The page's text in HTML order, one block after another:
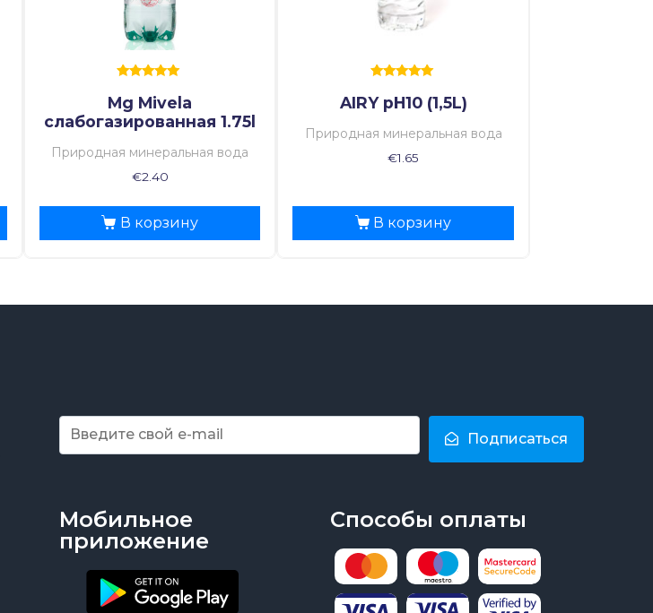
5.00
из 5
Mg Mivela
слабогазированная 1.75l
Природная минеральная вода
€2.40
В корзину
5.00
из 5
AIRY pH10 (1,5L)
Природная минеральная вода
€1.65
В корзину
Подписаться
Мобильное
приложение
Способы оплаты